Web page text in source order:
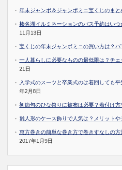
年末ジャンボ＆ジャンボミニ宝くじのまと
榛名湖イルミネーションのバス予約はいつ
11月13日
宝くじの年末ジャンボミニの買い方は？バ
一人暮らしに必要なものの最低限は？チェ
21日
入学式のスーツと卒業式のは着回しても
年2月8日
初節句のひな祭りに被布は必要？着付け方
雛人形のケース飾りで人気は？メリットや
恵方巻きの簡単な巻き方で巻きすなしの
2017年1月9日